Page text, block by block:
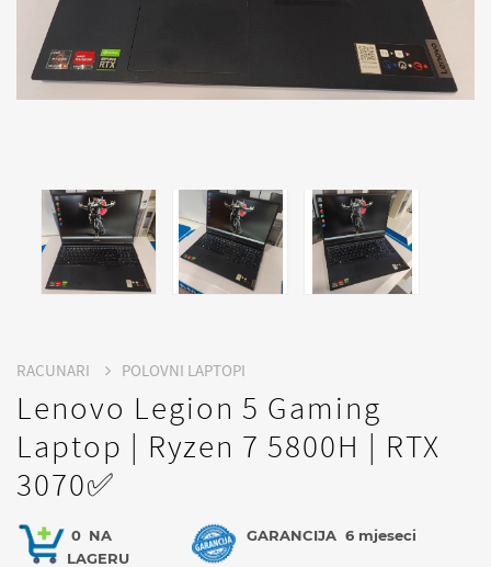
RACUNARI POLOVNI LAPTOPI
Lenovo Legion 5 Gaming
Laptop | Ryzen 7 5800H | RTX
3070✅
0 NA
LAGERU
GARANCIJA 6 mjeseci